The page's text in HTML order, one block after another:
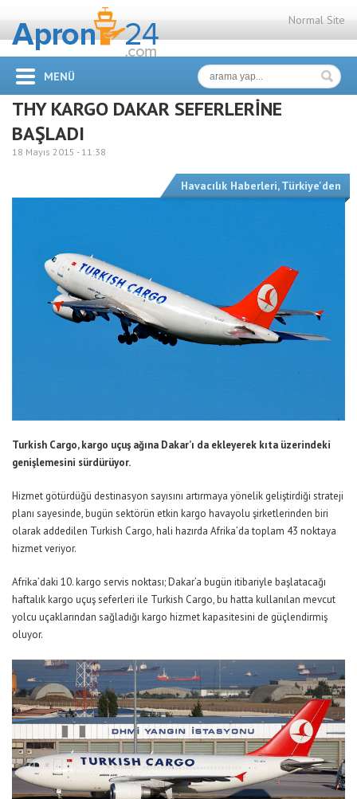
Normal Site
MENÜ
THY KARGO DAKAR SEFERLERİNE
BAŞLADI
18 Mayıs 2015 - 11:38
Havacılık Haberleri,Türkiye'den
Turkish Cargo, kargo uçuş ağına Dakar’ı da ekleyerek kıta üzerindeki
genişlemesini sürdürüyor.
Hizmet götürdüğü destinasyon sayısını artırmaya yönelik geliştirdiği strateji
planı sayesinde, bugün sektörün etkin kargo havayolu şirketlerinden biri
olarak addedilen Turkish Cargo, hali hazırda Afrika’da toplam 43 noktaya
hizmet veriyor.
Afrika’daki 10. kargo servis noktası; Dakar’a bugün itibariyle başlatacağı
haftalık kargo uçuş seferleri ile Turkish Cargo, bu hatta kullanılan mevcut
yolcu uçaklarından sağladığı kargo hizmet kapasitesini de güçlendirmiş
oluyor.